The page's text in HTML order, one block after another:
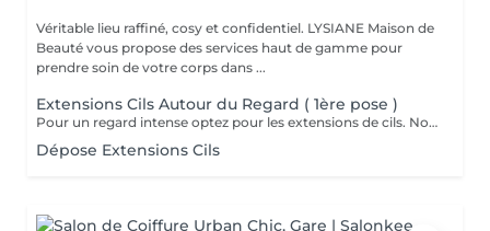
Véritable lieu raffiné, cosy et confidentiel. LYSIANE Maison de
Beauté vous propose des services haut de gamme pour
prendre soin de votre corps dans ...
Extensions Cils Autour du Regard ( 1ère pose )
Pour un regard intense optez pour les extensions de cils. Nous travaillons de manière naturelle en utilisant uniquement des cils 1D, 2D et 3D avec une épaisseur normale.
Dépose Extensions Cils